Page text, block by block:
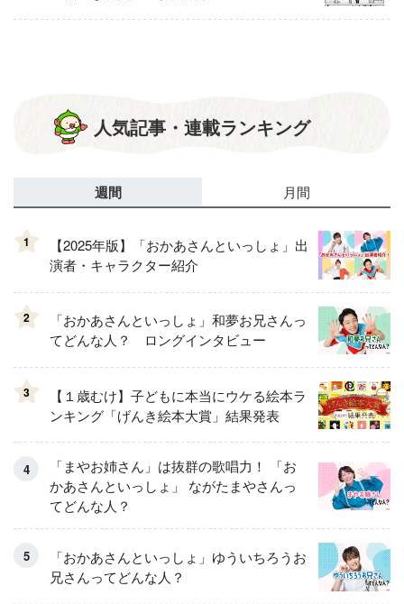
人気記事・連載ランキング
週間 月間
1
【2025年版】「おかあさんといっしょ」出
演者・キャラクター紹介
2
「おかあさんといっしょ」和夢お兄さんっ
てどんな人？ ロングインタビュー
3
【１歳むけ】子どもに本当にウケる絵本ラ
ンキング「げんき絵本大賞」結果発表
「まやお姉さん」は抜群の歌唱力！ 「お
かあさんといっしょ」 ながたまやさんっ
てどんな人？
「おかあさんといっしょ」ゆういちろうお
兄さんってどんな人？